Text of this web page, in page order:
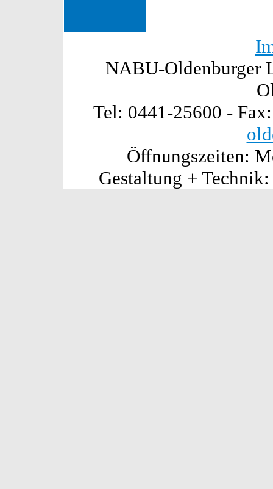
NABU-Oldenburger
Tel: 0441-25600 -
Öffnungszeiten:
Gestaltung +